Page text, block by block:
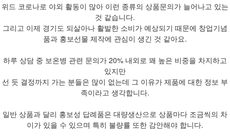
위드 코로나로 야외 활동이 많아 이런 종류의 상품문의가 늘어나고 있는
것 같습니다.
그리고 이제 경기도 되살아나 활발한 소비가 예상되기 때문에 창업기념
품과 홍보선물 제작에 관심이 생긴 것 같아요.
하루 상담 중 보온병 관련 문의가 20% 내외로 꽤 높은 비중을 차지하고
있지만
선 듯 결정까지 가는 분들은 많이 없는데 그 이유가 제품에 대한 정보 부
족이라고 생각합니다.
일반 상품과 달리 홍보성 답례품은 대량생산으로 상품마다 조금씩의 차
이가 있을 수 있으며 특히 불량률 또한 감안해야 합니다.